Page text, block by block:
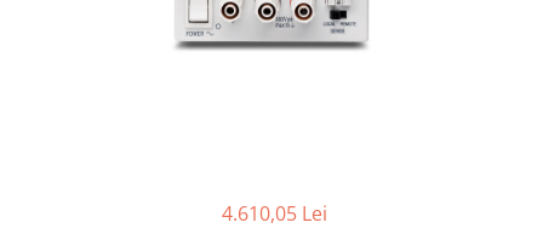
4.610,05 Lei